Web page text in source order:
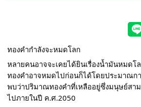
ทองคำกำลังจะหมดโลก
หลายคนอาจจะเคยได้ยินเรื่องน้ำมันหมดโ
ทองคำอาจหมดไปก่อนก็ได้โดยประมาณก
พบว่าปริมาณทองคำที่เหลืออยู่ซึ่งมนุษย์สา
ไปภายในปี ค.ศ.2050